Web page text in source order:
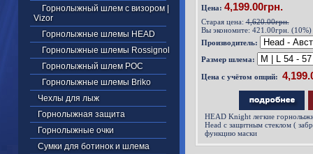
Горнолыжный шлем с визором |
Vizor
Горнолыжные шлемы HEAD
Горнолыжные шлемы Rossignol
Горнолыжный шлем POC
Горнолыжные шлемы Briko
Чехлы для лыж
Горнолыжная защита
Горнолыжные очки
Сумки для ботинок и шлема
Цена: 4,199.00грн.
Старая цена:4,620.00грн.
Вы экономите: 421.00грн. (10%)
Производитель:
Размер шлема:
Цена с учётом опций:
HEAD Knight легкие
Head с защитным стеклом (
функцию маски